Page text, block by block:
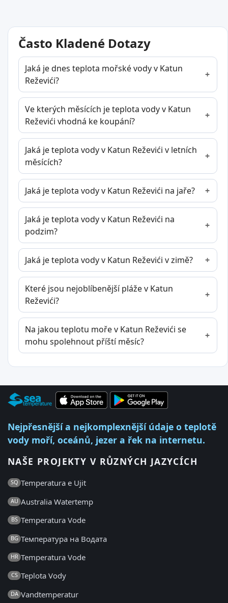
Často Kladené Dotazy
Jaká je dnes teplota mořské vody v Katun
Reževići?
Ve kterých měsících je teplota vody v Katun
Reževići vhodná ke koupání?
Jaká je teplota vody v Katun Reževići v letních
měsících?
Jaká je teplota vody v Katun Reževići na jaře?
Jaká je teplota vody v Katun Reževići na
podzim?
Jaká je teplota vody v Katun Reževići v zimě?
Které jsou nejoblíbenější pláže v Katun
Reževići?
Na jakou teplotu moře v Katun Reževići se
mohu spolehnout příští měsíc?
Nejpřesnější a nejkomplexnější údaje o teplotě
vody moří, oceánů, jezer a řek na internetu.
NAŠE PROJEKTY V RŮZNÝCH JAZYCÍCH
SQ Temperatura e Ujit
AU Australia Watertemp
BS Temperatura Vode
BG Температура на Водата
HR Temperatura Vode
CS Teplota Vody
DA Vandtemperatur